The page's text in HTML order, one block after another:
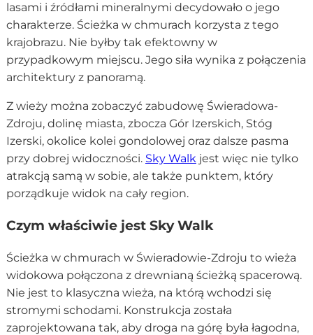
lasami i źródłami mineralnymi decydowało o jego
charakterze. Ścieżka w chmurach korzysta z tego
krajobrazu. Nie byłby tak efektowny w
przypadkowym miejscu. Jego siła wynika z połączenia
architektury z panoramą.
Z wieży można zobaczyć zabudowę Świeradowa-
Zdroju, dolinę miasta, zbocza Gór Izerskich, Stóg
Izerski, okolice kolei gondolowej oraz dalsze pasma
przy dobrej widoczności. Sky Walkjest więc nie tylko
atrakcją samą w sobie, ale także punktem, który
porządkuje widok na cały region.
Czym właściwie jest Sky Walk
Ścieżka w chmurach w Świeradowie-Zdroju to wieża
widokowa połączona z drewnianą ścieżką spacerową.
Nie jest to klasyczna wieża, na którą wchodzi się
stromymi schodami. Konstrukcja została
zaprojektowana tak, aby droga na górę była łagodna,